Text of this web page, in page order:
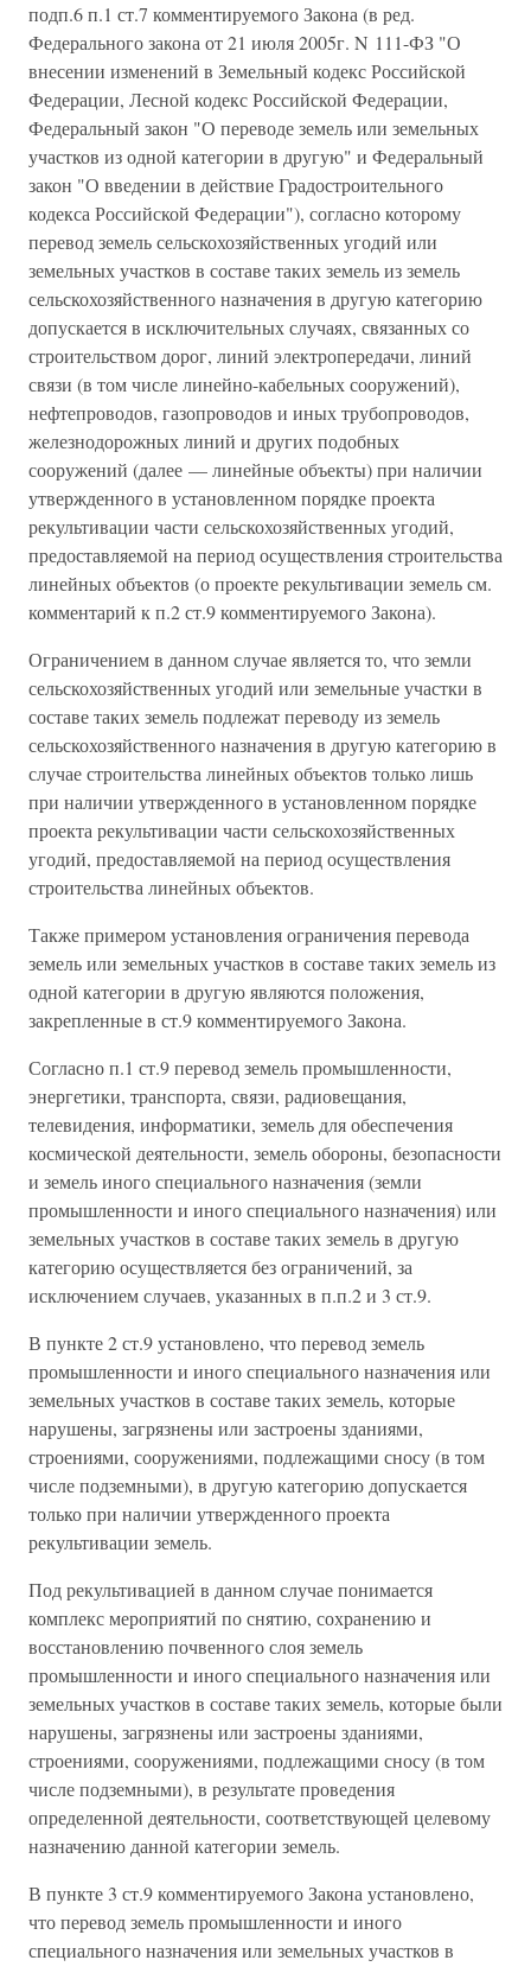
подп.6 п.1 ст.7 комментируемого Закона (в ред.
Федерального закона от 21 июля 2005г. N 111-ФЗ "О
внесении изменений в Земельный кодекс Российской
Федерации, Лесной кодекс Российской Федерации,
Федеральный закон "О переводе земель или земельных
участков из одной категории в другую" и Федеральный
закон "О введении в действие Градостроительного
кодекса Российской Федерации"), согласно которому
перевод земель сельскохозяйственных угодий или
земельных участков в составе таких земель из земель
сельскохозяйственного назначения в другую категорию
допускается в исключительных случаях, связанных со
строительством дорог, линий электропередачи, линий
связи (в том числе линейно-кабельных сооружений),
нефтепроводов, газопроводов и иных трубопроводов,
железнодорожных линий и других подобных
сооружений (далее — линейные объекты) при наличии
утвержденного в установленном порядке проекта
рекультивации части сельскохозяйственных угодий,
предоставляемой на период осуществления строительства
линейных объектов (о проекте рекультивации земель см.
комментарий к п.2 ст.9 комментируемого Закона).
Ограничением в данном случае является то, что земли
сельскохозяйственных угодий или земельные участки в
составе таких земель подлежат переводу из земель
сельскохозяйственного назначения в другую категорию в
случае строительства линейных объектов только лишь
при наличии утвержденного в установленном порядке
проекта рекультивации части сельскохозяйственных
угодий, предоставляемой на период осуществления
строительства линейных объектов.
Также примером установления ограничения перевода
земель или земельных участков в составе таких земель из
одной категории в другую являются положения,
закрепленные в ст.9 комментируемого Закона.
Согласно п.1 ст.9 перевод земель промышленности,
энергетики, транспорта, связи, радиовещания,
телевидения, информатики, земель для обеспечения
космической деятельности, земель обороны, безопасности
и земель иного специального назначения (земли
промышленности и иного специального назначения) или
земельных участков в составе таких земель в другую
категорию осуществляется без ограничений, за
исключением случаев, указанных в п.п.2 и 3 ст.9.
В пункте 2 ст.9 установлено, что перевод земель
промышленности и иного специального назначения или
земельных участков в составе таких земель, которые
нарушены, загрязнены или застроены зданиями,
строениями, сооружениями, подлежащими сносу (в том
числе подземными), в другую категорию допускается
только при наличии утвержденного проекта
рекультивации земель.
Под рекультивацией в данном случае понимается
комплекс мероприятий по снятию, сохранению и
восстановлению почвенного слоя земель
промышленности и иного специального назначения или
земельных участков в составе таких земель, которые были
нарушены, загрязнены или застроены зданиями,
строениями, сооружениями, подлежащими сносу (в том
числе подземными), в результате проведения
определенной деятельности, соответствующей целевому
назначению данной категории земель.
В пункте 3 ст.9 комментируемого Закона установлено,
что перевод земель промышленности и иного
специального назначения или земельных участков в